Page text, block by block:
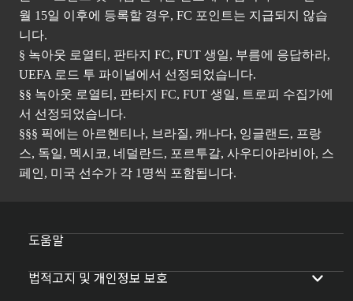
월 15일 이후에 등록할 경우, FC 포인트는 지급되지 않습
니다.
§ 녹아웃 로열티, 판타지 FC, FUT 생일, 부름에 응답하라,
UEFA 로드 투 파이널에서 선정되었습니다.
§§ 녹아웃 로열티, 판타지 FC, FUT 생일, 트로피 수집가에
서 선정되었습니다.
§§§ 픽에는 아르헨티나, 브라질, 캐나다, 잉글랜드, 프랑
스, 독일, 멕시코, 네덜란드, 포르투갈, 사우디아라비아, 스
페인, 미국 선수가 각 1명씩 포함됩니다.
도움말
법적고지 및 개인정보 보호